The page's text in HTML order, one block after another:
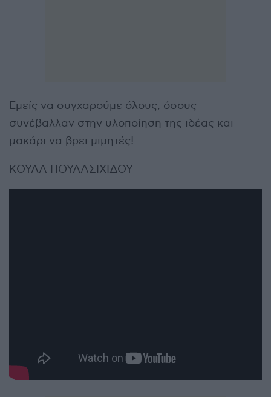
Εμείς να συγχαρούμε όλους, όσους
συνέβαλλαν στην υλοποίηση της ιδέας και
μακάρι να βρει μιμητές!
ΚΟΥΛΑ ΠΟΥΛΑΣΙΧΙΔΟΥ